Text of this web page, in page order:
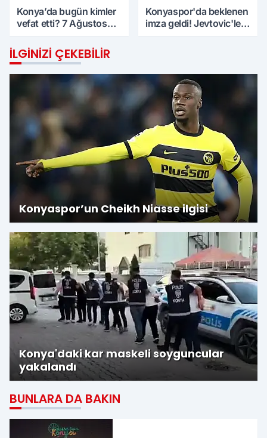
Konya’da bugün kimler
vefat etti? 7 Ağustos
Konyaspor'da beklenen
imza geldi! Jevtovic'le
İLGINIZI ÇEKEBILIR
Konyaspor’un Cheikh Niasse ilgisi
Konya'daki kar maskeli soyguncular
yakalandı
BUNLARA DA BAKIN